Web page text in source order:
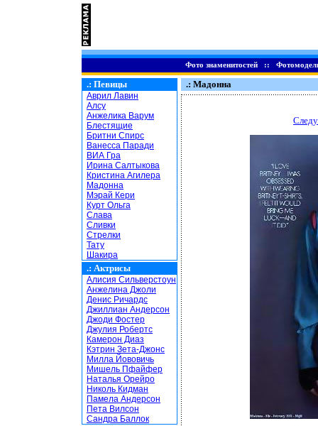
Фото знаменитостей::
.: Певицы
Аврил Лавин
Алсу
Анжелика Варум
Блестящие
Бритни Спирс
Ванесса Паради
ВИА Гра
Ирина Салтыкова
Кристина Агилера
Мадонна
Мэрай Кери
Курт Ольга
Слава
Сливки
Стрелки
Тату
Шакира
.: Актрисы
Алисия Сильверстоун
Анжелина Джоли
Денис Ричардс
Джиллиан Андерсон
Джоди Фостер
Джулия Робертс
Камерон Диаз
Кэтрин Зета-Джонс
Милла Йововичь
Мишель Пфайфер
Наталья Орейро
Николь Кидман
Памела Андерсон
Пета Вилсон
Сандра Баллок
.: Мадонна